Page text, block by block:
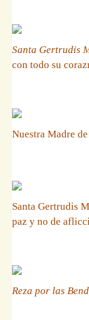
Santa Gertrudis
con todo su
Nuestra Madre
Santa Gertrudis
paz y no de
Reza por las